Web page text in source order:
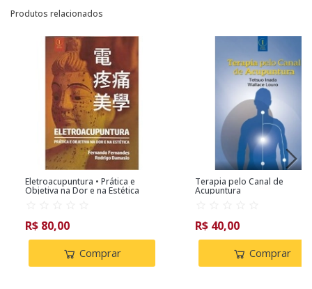
Produtos relacionados
Eletroacupuntura • Prática e
Objetiva na Dor e na Estética
R$ 80,00
Comprar
Terapia pelo Canal de
Acupuntura
R$ 40,00
Comprar